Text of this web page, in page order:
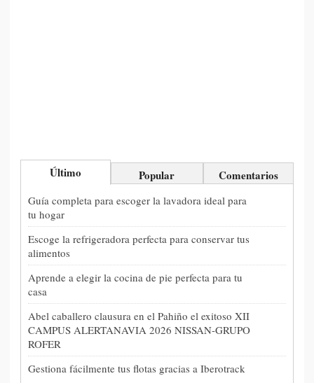
Último Popular Comentarios
Guía completa para escoger la lavadora ideal para
tu hogar
Escoge la refrigeradora perfecta para conservar tus
alimentos
Aprende a elegir la cocina de pie perfecta para tu
casa
Abel caballero clausura en el Pahiño el exitoso XII
CAMPUS ALERTANAVIA 2026 NISSAN-GRUPO
ROFER
Gestiona fácilmente tus flotas gracias a Iberotrack